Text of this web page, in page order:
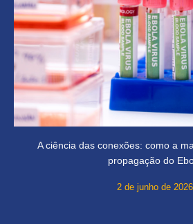
A ciência das conexões: como a
propagação do
2 de junho de 2026